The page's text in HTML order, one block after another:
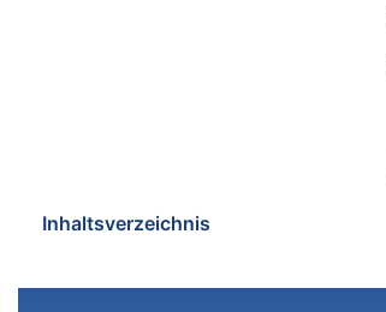
Inhaltsverzeichnis